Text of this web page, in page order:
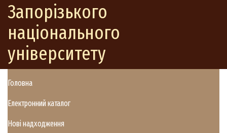
Запорізького
національного
університету
Головна
Електронний каталог
Нові надходження